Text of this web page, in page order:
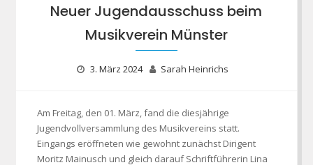
Neuer Jugendausschuss beim
Musikverein Münster
3. März 2024 Sarah Heinrichs
Am Freitag, den 01. März, fand die diesjährige
Jugendvollversammlung des Musikvereins statt.
Eingangs eröffneten wie gewohnt zunächst Dirigent
Moritz Mainusch und gleich darauf Schriftführerin Lina